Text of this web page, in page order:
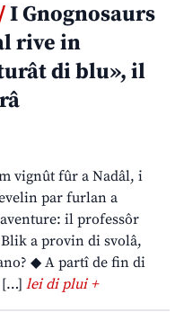
I Gnognosaurs
rive in
di blu», il
vignût fûr a Nadâl, i
par furlan a
il professôr
a provin di svolâ,
◆ A partî de fin di
[…] lei di plui +